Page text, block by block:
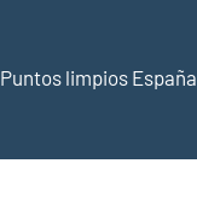
Puntos limpios España